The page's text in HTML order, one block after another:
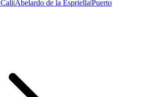
|Abelardo de la Espriella|Puerto